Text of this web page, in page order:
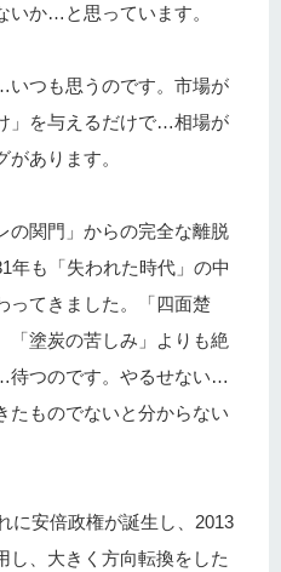
か…と思っています。
つも思うのです。市場が
」を与えるだけで…相場が
あります。
関門」からの完全な離脱
年も「失われた時代」の中
ってきました。「四面楚
塗炭の苦しみ」よりも絶
待つのです。やるせない…
たものでないと分からない
に安倍政権が誕生し、2013
し、大きく方向転換をした